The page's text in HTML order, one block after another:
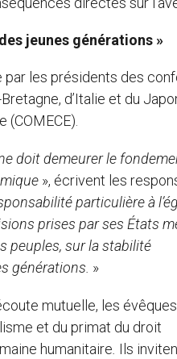
jeunes générations »
les présidents des
d’Italie et du
(COMECE).
doit demeurer le
», écrivent les
particulière à
prises par ses États
peuples, sur la stabilité
générations. »
mutuelle, les évêques
et du primat du droit
humanitaire. Ils